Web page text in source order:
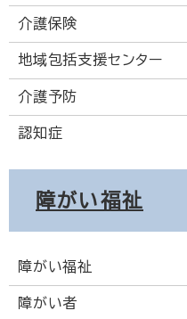
介護保険
地域包括支援センター
介護予防
認知症
障がい福祉
障がい福祉
障がい者